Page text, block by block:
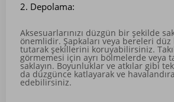
2. Depolama:
Aksesuarlarınızı düzgün bir şekilde
önemlidir. Şapkaları veya bereleri
tutarak şekillerini koruyabilirsiniz.
görmemesi için ayrı bölmelerde veya
saklayın. Boyunluklar ve atkılar gibi
da düzgünce katlayarak ve
edebilirsiniz.